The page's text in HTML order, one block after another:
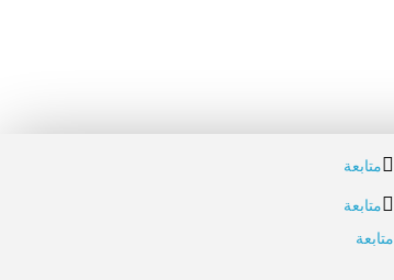
متابعة
متابعة
متابعة